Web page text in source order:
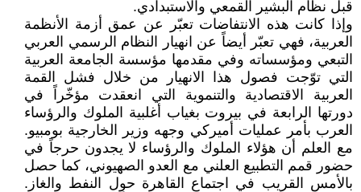
قبل نظام البشير القمعي والاستبدادي.
وإذا كانت هذه الانتفاضات تعبّر عن عمق أزمة الأنظمة
العربية، فهي تعبّر أيضاً عن انهيار النظام الرسمي العربي
التبعي ومؤسساته وفي مقدمها مؤسسة الجامعة العربية
التي توّجت فصول هذا الانهيار من خلال فشل القمة
العربية الاقتصادية والتنموية التي انعقدت مؤخّراً في
دورتها الرابعة في بيروت بغياب أغلبية الملوك والرؤساء
العرب بأمر عمليات أميركي وجهه وزير الخارجية بومبيو.
مع العلم أن هؤلاء الملوك والرؤساء لا يجدون حرجاً في
حضور قمم التطبيع العلني مع العدو الصهيوني، كما حصل
بالأمس القريب في اجتماع القاهرة حول النفط والغاز.